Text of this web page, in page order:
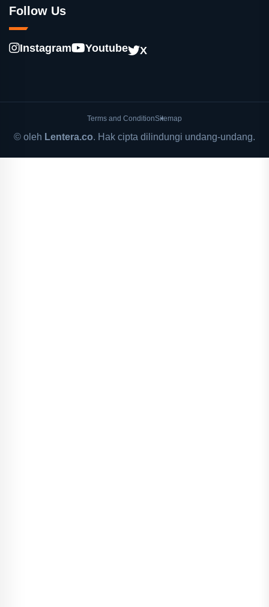
Follow Us
Instagram Youtube X
Terms and ConditionSitemap
© oleh Lentera.co. Hak cipta dilindungi undang-undang.